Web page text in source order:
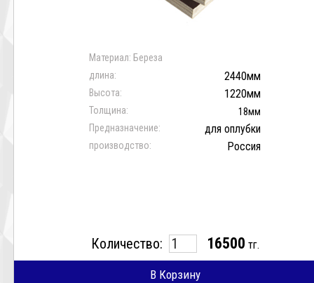
Материал: Береза
длина:
2440мм
Высота: 1220мм
Толщина:
18мм
Предназначение:
для оплубки
производство: Россия
Количество: 16500 тг.
В Корзину